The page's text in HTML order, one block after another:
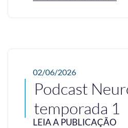
02/06/2026
Podcast
temporada 1
LEIA A PUBLICAÇÃO